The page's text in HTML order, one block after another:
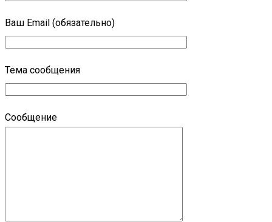
Ваш Email (обязательно)
Тема сообщения
Сообщение